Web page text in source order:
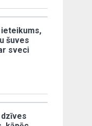
šuves
sveci